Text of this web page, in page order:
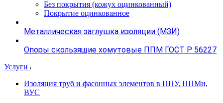
Без покрытия (кожух оцинкованный)
Покрытие оцинкованное
Металлическая заглушка изоляции (МЗИ)
Опоры скользящие хомутовые ППМ ГОСТ Р 56227
Услуги
Изоляция труб и фасонных элементов в ППУ, ППМи,
ВУС